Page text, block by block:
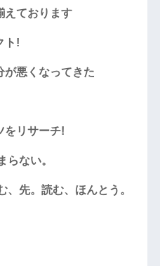
えております
ト!
が悪くなってきた
をリサーチ!
らない。
先。読む、ほんとう。